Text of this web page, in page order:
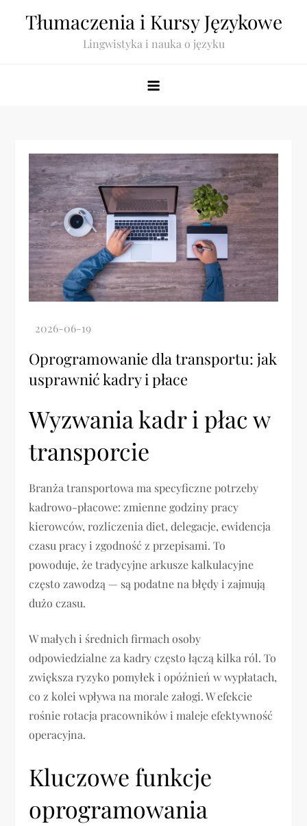
Tłumaczenia i Kursy Językowe
Lingwistyka i nauka o języku
Oprogramowanie dla transportu: jak
usprawnić kadry i płace
Wyzwania kadr i płac w
transporcie
Branża transportowa ma specyficzne potrzeby
kadrowo-płacowe: zmienne godziny pracy
kierowców, rozliczenia diet, delegacje, ewidencja
czasu pracy i zgodność z przepisami. To
powoduje, że tradycyjne arkusze kalkulacyjne
często zawodzą — są podatne na błędy i zajmują
dużo czasu.
W małych i średnich firmach osoby
odpowiedzialne za kadry często łączą kilka ról. To
zwiększa ryzyko pomyłek i opóźnień w wypłatach,
co z kolei wpływa na morale załogi. W efekcie
rośnie rotacja pracowników i maleje efektywność
operacyjna.
Kluczowe funkcje
oprogramowania